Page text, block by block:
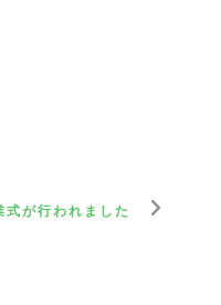
が行われました